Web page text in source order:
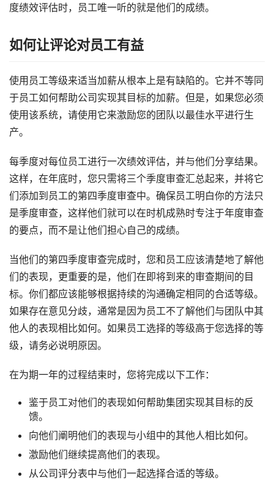
度绩效评估时，员工唯一听的就是他们的成绩。
如何让评论对员工有益
使用员工等级来适当加薪从根本上是有缺陷的。它并不等同
于员工如何帮助公司实现其目标的加薪。但是，如果您必须
使用该系统，请使用它来激励您的团队以最佳水平进行生
产。
每季度对每位员工进行一次绩效评估，并与他们分享结果。
这样，在年底时，您只需将三个季度审查汇总起来，并将它
们添加到员工的第四季度审查中。确保员工明白你的方法只
是季度审查，这样他们就可以在时机成熟时专注于年度审查
的要点，而不是让他们担心自己的成绩。
当他们的第四季度审查完成时，您和员工应该清楚地了解他
们的表现，更重要的是，他们在即将到来的审查期间的目
标。你们都应该能够根据持续的沟通确定相同的合适等级。
如果存在意见分歧，通常是因为员工不了解他们与团队中其
他人的表现相比如何。如果员工选择的等级高于您选择的等
级，请务必说明原因。
在为期一年的过程结束时，您将完成以下工作：
鉴于员工对他们的表现如何帮助集团实现其目标的反
馈。
向他们阐明他们的表现与小组中的其他人相比如何。
激励他们继续提高他们的表现。
从公司评分表中与他们一起选择合适的等级。